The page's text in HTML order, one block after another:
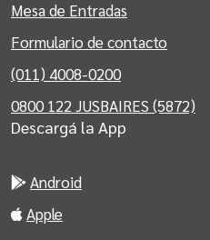
Mesa de Entradas
Formulario de contacto
(011) 4008-0200
0800 122 JUSBAIRES (5872)
Descargá la App
Android
Apple